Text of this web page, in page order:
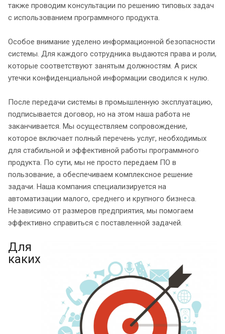
также проводим консультации по решению типовых задач
с использованием программного продукта.
Особое внимание уделено информационной безопасности
системы. Для каждого сотрудника выдаются права и роли,
которые соответствуют занятым должностям. А риск
утечки конфиденциальной информации сводился к нулю.
После передачи системы в промышленную эксплуатацию,
подписывается договор, но на этом наша работа не
заканчивается. Мы осуществляем сопровождение,
которое включает полный перечень услуг, необходимых
для стабильной и эффективной работы программного
продукта. По сути, мы не просто передаем ПО в
пользование, а обеспечиваем комплексное решение
задачи. Наша компания специализируется на
автоматизации малого, среднего и крупного бизнеса.
Независимо от размеров предприятия, мы помогаем
эффективно справиться с поставленной задачей.
Для
каких